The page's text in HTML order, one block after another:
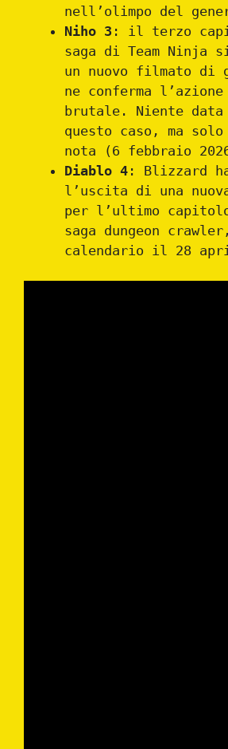
nell’olimpo del
Niho 3 : il terzo
saga di Team Ninja
un nuovo filmato di
ne conferma
brutale. Niente
questo caso, ma
nota (6 febbraio
Diablo 4 : Blizzard
l’uscita di una
per l’ultimo
saga dungeon
calendario il 28